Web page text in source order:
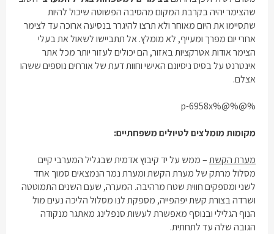
שהצימר יהיה בקרבת המקום מהסיבה הפשוטה שיכול להיות
שתסיימו את היום מאוחר ולא תרצו להיגרר בנסיעה ארוכה עד לצימר
אחרי יום מפרך ומעייף, לא מומלץ. אל תתביישו לשאול את בעלי
הצימר אודות אטרקציות באזור, הם יכולים לעזור יותר מכל אתר
אינטרנט על בסיס ניסיונם האישי וחוות דעת של אורחים נוספים ששהו
אצלם.
%@%@%p-6958x
מקומות מומלצים לטיולים משפחתיים:
מערת הקשת– ממש על יד קיבוץ אדמית שבגליל המערבי קיים
מסלול מרתק של מערת הקשת ומערת נמר הנמצאים סמוך אחד
לשני ומספקים חווית שטח מרהיבה. המערה, שעם השנים התמוטטה
ושרדה בצורת קשת יפהפייה, מספקת לנו מסלול הליכה נעים מול
הנוף הגלילי ובנוסף מאפשרת לעשות סנפלינג מאתגר מנקודה
הגובה שלה עד לתחתית.